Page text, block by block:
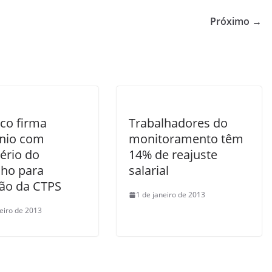
Próximo →
firma
com
do
para
da CTPS
de 2013
Trabalhadores do
monitoramento têm
14% de reajuste
salarial
1 de janeiro de 2013